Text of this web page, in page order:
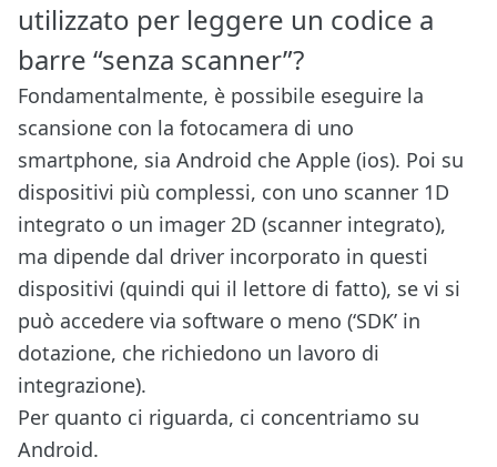
utilizzato per leggere un codice a
barre “senza scanner”?
Fondamentalmente, è possibile eseguire la
scansione con la fotocamera di uno
smartphone, sia Android che Apple (ios). Poi su
dispositivi più complessi, con uno scanner 1D
integrato o un imager 2D (scanner integrato),
ma dipende dal driver incorporato in questi
dispositivi (quindi qui il lettore di fatto), se vi si
può accedere via software o meno (‘SDK’ in
dotazione, che richiedono un lavoro di
integrazione).
Per quanto ci riguarda, ci concentriamo su
Android.